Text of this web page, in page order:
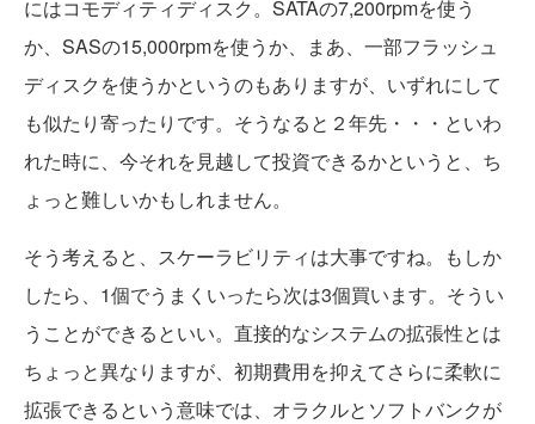
にはコモディティディスク。SATAの7,200rpmを使う
か、SASの15,000rpmを使うか、まあ、一部フラッシュ
ディスクを使うかというのもありますが、いずれにして
も似たり寄ったりです。そうなると２年先・・・といわ
れた時に、今それを見越して投資できるかというと、ち
ょっと難しいかもしれません。
そう考えると、スケーラビリティは大事ですね。もしか
したら、1個でうまくいったら次は3個買います。そうい
うことができるといい。直接的なシステムの拡張性とは
ちょっと異なりますが、初期費用を抑えてさらに柔軟に
拡張できるという意味では、オラクルとソフトバンクが